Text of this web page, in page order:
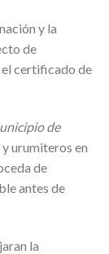
y la
de
el certificado de
de
urumiteros en
de
antes de
la